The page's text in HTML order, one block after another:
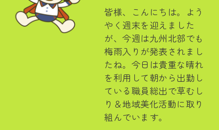
皆様、こんにちは。よう
やく週末を迎えました
が、今週は九州北部でも
梅雨入りが発表されまし
たね。今日は貴重な晴れ
を利用して朝から出勤し
ている職員総出で草むし
り＆地域美化活動に取り
組んでいます。